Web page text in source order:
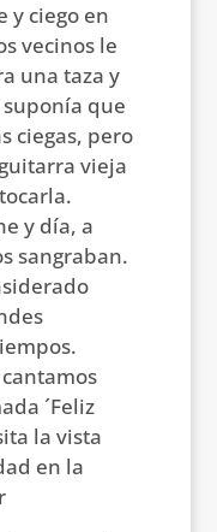
y ciego en
vecinos le
una taza y
que
ciegas, pero
vieja
y día, a
sangraban.
´Feliz
la vista
en la